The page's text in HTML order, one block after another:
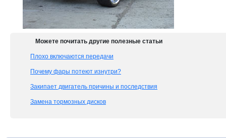
Можете почитать другие полезные статьи
Плохо включаются передачи
Почему фары потеют изнутри?
Закипает двигатель причины и последствия
Замена тормозных дисков